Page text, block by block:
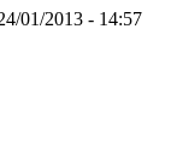
01/2013 - 14:57